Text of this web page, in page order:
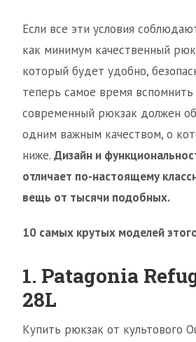
Если все эти условия
как минимум качественный
который будет удобно,
теперь самое время
современный рюкзак должен
одним важным качеством, о
ниже. Дизайн и
отличает по-настоящему
вещь от тысячи подобных.
10 самых крутых моделей
1. Patagonia
28L
Купить рюкзак от культового